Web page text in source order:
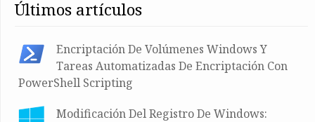
últimos artículos
Encriptación De Volúmenes Windows Y
Tareas Automatizadas De Encriptación Con
PowerShell Scripting
Modificación Del Registro De Windows: